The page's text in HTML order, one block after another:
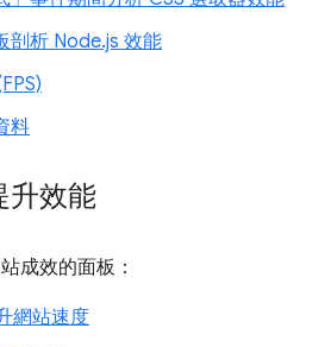
剖析 Node.js 效能
料
升效能
成效的面板：
網站速度